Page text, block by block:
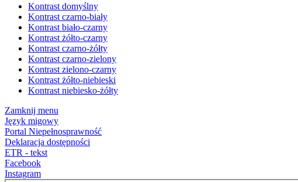
Kontrast domyślny
Kontrast czarno-biały
Kontrast biało-czarny
Kontrast żółto-czarny
Kontrast czarno-żółty
Kontrast czarno-zielony
Kontrast zielono-czarny
Kontrast żółto-niebieski
Kontrast niebiesko-żółty
Zamknij menu
Język migowy
Portal Niepełnosprawność
Deklaracja dostępności
ETR - tekst
Facebook
Instagram